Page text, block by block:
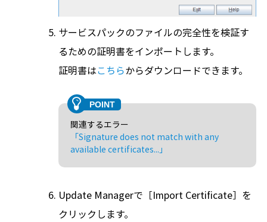
サービスパックのファイルの完全性を検証す
るための証明書をインポートします。
証明書はこちらからダウンロードできます。
関連するエラー
「Signature does not match with any
available certificates...」
Update Managerで［Import Certificate］を
クリックします。